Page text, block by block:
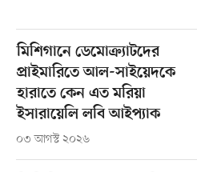
মিশিগানে ডেমোক্র্যাটদের
প্রাইমারিতে আল-সাইয়েদকে
হারাতে কেন এত মরিয়া
ইসারায়েলি লবি আইপ্যাক
০৩ আগস্ট ২০২৬